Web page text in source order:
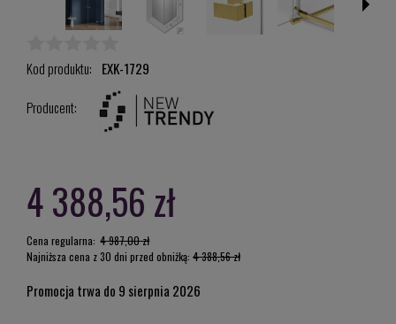
Kod produktu: EXK-1729
Producent:
4 388,56 zł
Cena regularna: 4 987,00 zł
Najniższa cena z 30 dni przed obniżką: 4 388,56 zł
Promocja trwa do 9 sierpnia 2026